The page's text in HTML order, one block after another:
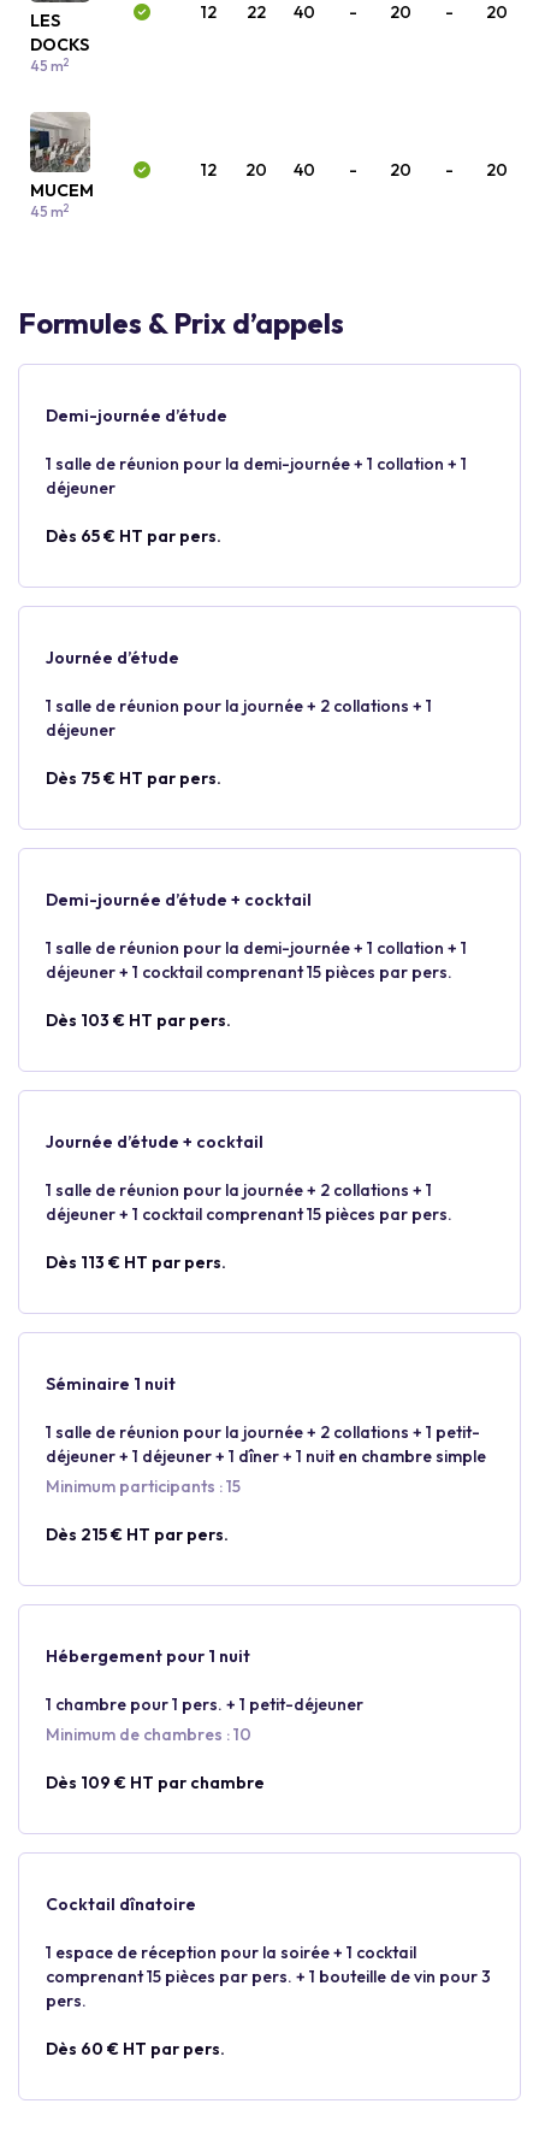
LES
DOCKS
45 m2
12 22 40 - 20 - 20
MUCEM
45 m2
12 20 40 - 20 - 20
Formules & Prix d’appels
Demi-journée d’étude
1 salle de réunion pour la demi-journée + 1 collation + 1
déjeuner
Dès 65 € HT par pers.
Journée d’étude
1 salle de réunion pour la journée + 2 collations + 1
déjeuner
Dès 75 € HT par pers.
Demi-journée d’étude + cocktail
1 salle de réunion pour la demi-journée + 1 collation + 1
déjeuner + 1 cocktail comprenant 15 pièces par pers.
Dès 103 € HT par pers.
Journée d’étude + cocktail
1 salle de réunion pour la journée + 2 collations + 1
déjeuner + 1 cocktail comprenant 15 pièces par pers.
Dès 113 € HT par pers.
Séminaire 1 nuit
1 salle de réunion pour la journée + 2 collations + 1 petit-
déjeuner + 1 déjeuner + 1 dîner + 1 nuit en chambre simple
Minimum participants : 15
Dès 215 € HT par pers.
Hébergement pour 1 nuit
1 chambre pour 1 pers. + 1 petit-déjeuner
Minimum de chambres : 10
Dès 109 € HT par chambre
Cocktail dînatoire
1 espace de réception pour la soirée + 1 cocktail
comprenant 15 pièces par pers. + 1 bouteille de vin pour 3
pers.
Dès 60 € HT par pers.